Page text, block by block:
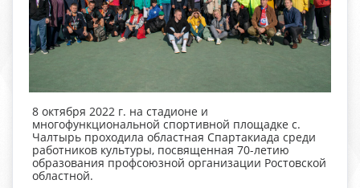
8 октября 2022 г. на стадионе и
многофункциональной спортивной площадке с.
Чалтырь проходила областная Спартакиада среди
работников культуры, посвященная 70-летию
образования профсоюзной организации Ростовской
областной.